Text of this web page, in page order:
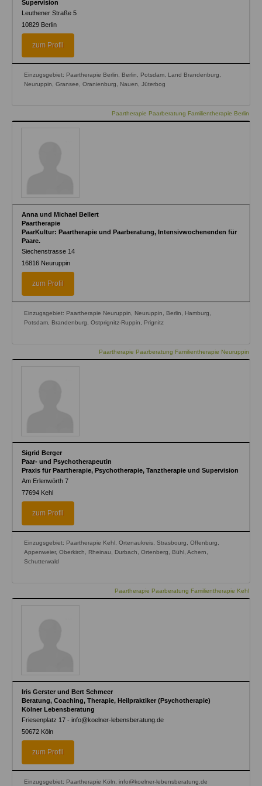
Supervision
Leuthener Straße 5
10829 Berlin
zum Profil
Einzugsgebiet: Paartherapie Berlin, Berlin, Potsdam, Land Brandenburg,
Neuruppin, Gransee, Oranienburg, Nauen, Jüterbog
Paartherapie Paarberatung Familientherapie Berlin
Anna und Michael Bellert
Paartherapie
PaarKultur: Paartherapie und Paarberatung, Intensivwochenenden für
Paare.
Siechenstrasse 14
16816 Neuruppin
zum Profil
Einzugsgebiet: Paartherapie Neuruppin, Neuruppin, Berlin, Hamburg,
Potsdam, Brandenburg, Ostprignitz-Ruppin, Prignitz
Paartherapie Paarberatung Familientherapie Neuruppin
Sigrid Berger
Paar- und Psychotherapeutin
Praxis für Paartherapie, Psychotherapie, Tanztherapie und Supervision
Am Erlenwörth 7
77694 Kehl
zum Profil
Einzugsgebiet: Paartherapie Kehl, Ortenaukreis, Strasbourg, Offenburg,
Appenweier, Oberkirch, Rheinau, Durbach, Ortenberg, Bühl, Achern,
Schutterwald
Paartherapie Paarberatung Familientherapie Kehl
Iris Gerster und Bert Schmeer
Beratung, Coaching, Therapie, Heilpraktiker (Psychotherapie)
Kölner Lebensberatung
Friesenplatz 17 - info@koelner-lebensberatung.de
50672 Köln
zum Profil
Einzugsgebiet: Paartherapie Köln, info@koelner-lebensberatung.de